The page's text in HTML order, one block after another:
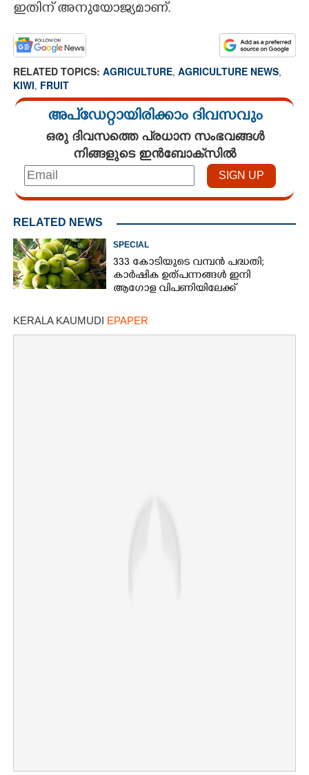
ഇതിന് അനുയോജ്യമാണ്.
RELATED TOPICS: AGRICULTURE, AGRICULTURE NEWS,
KIWI, FRUIT
അപ്ഡേറ്റായിരിക്കാം ദിവസവും
ഒരു ദിവസത്തെ പ്രധാന സംഭവങ്ങൾ
നിങ്ങളുടെ ഇൻബോക്സിൽ
RELATED NEWS
SPECIAL
333 കോടിയുടെ വമ്പന്‍ പദ്ധതി;
കാര്‍ഷിക ഉത്പന്നങ്ങള്‍ ഇനി
ആഗോള വിപണിയിലേക്ക്
KERALA KAUMUDI EPAPER